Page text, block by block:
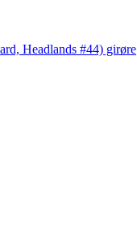
Headlands #44) girøre